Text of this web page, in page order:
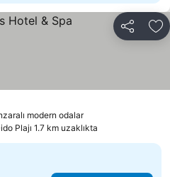
Paylaş
modern odalar
Plajı 1.7 km uzaklıkta